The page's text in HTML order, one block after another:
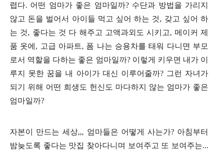
렵다. 어떤 엄마가 좋은 엄마일까? 수단과 방법을 가리지
않고 돈을 벌어서 아이들 먹고 싶어 하는 것, 갖고 싶어 하
는 것, 좋다는 것 다 해주고 고액과외도 시키고, 메이커 제
품 옷에 , 고급 아파트, 폼 나는 승용차를 태워 다니면 부모
로서 역할을 다하는 좋은 엄마일까? 이렇게 키우면 내가 이
루지 못한 꿈을 내 아이가 대신 이루어줄까? 그런 자녀가
되기 위해 어떤 희생도 헌신도 마다하지 않는 엄마가 좋은
엄마일까?
자본이 만드는 세상,,, 엄마들은 어떻게 사는가? 아침부터
밤늦도록 좋다는 맛집 찾아다니며 보여주고 또 보여주는...